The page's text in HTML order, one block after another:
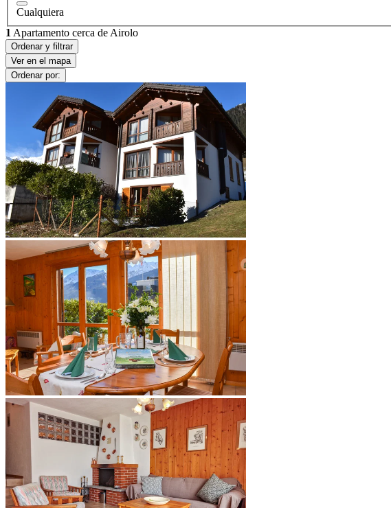
Cualquiera
1 Apartamento cerca de Airolo
Ordenar y filtrar
Ver en el mapa
Ordenar por: